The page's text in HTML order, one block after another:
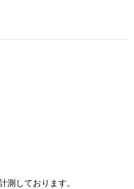
測しております。